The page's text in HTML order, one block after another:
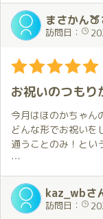
変わらない穂香さん
じました。
時間に余裕がある
としたものでした。
近況報告や何気ない
よく、気を張らずに
でもそれだけでなく
た。
普段なら人に話さな
然と話せてしまいま
そんな時彼女は無理
受け止めてくれます。
その姿勢に静かに寄
言葉以上の安心感を
た。これもひとえに
りがとうございまし
ますので、どうぞよ
まさかん
訪問日：
お祝いのつもり
今月はほのかちゃん
どんな形でお祝いを
通うことのみ！とい
前回からは10日ぶり
いつもよりインター
かなと思いましたが
会いたくて仕方ない💕
kaz_wbさ
訪問日：